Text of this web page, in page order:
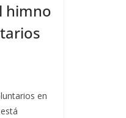
himno
en